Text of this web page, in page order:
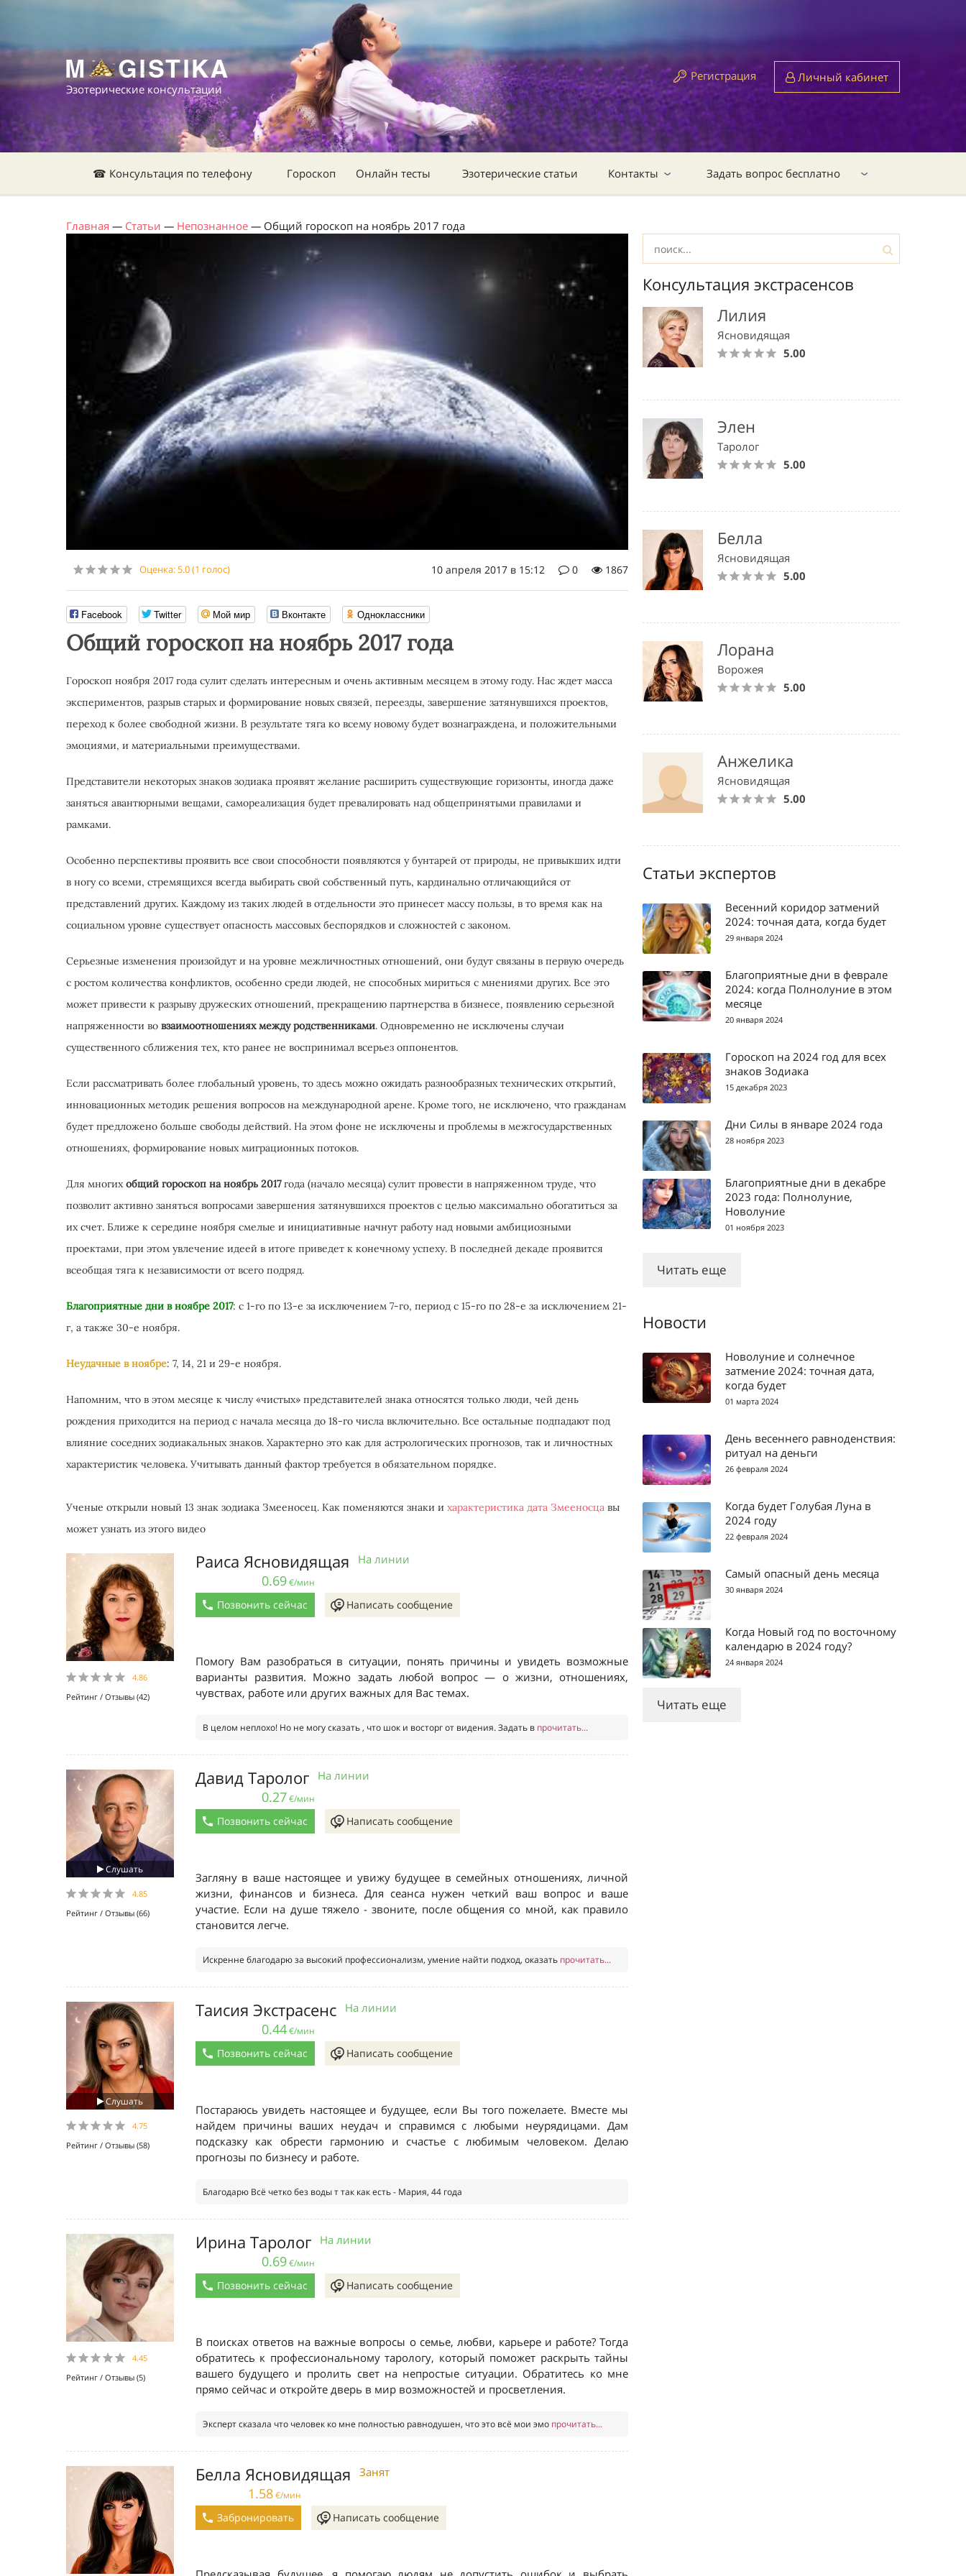
Эзотерические консультации
Регистрация Личный кабинет
☎ Консультация по телефону Гороскоп Онлайн тесты Эзотерические статьи Контакты Задать вопрос бесплатно
Главная — Статьи — Непознанное — Общий гороскоп на ноябрь 2017 года
Оценка: 5.0(1 голос) 10 апреля 2017 в 15:12 0 1867
Facebook Twitter Мой мир Вконтакте Одноклассники
Общий гороскоп на ноябрь 2017 года
Гороскоп ноября 2017 года сулит сделать интересным и очень активным месяцем в этому году. Нас ждет масса
экспериментов, разрыв старых и формирование новых связей, переезды, завершение затянувшихся проектов,
переход к более свободной жизни. В результате тяга ко всему новому будет вознаграждена, и положительными
эмоциями, и материальными преимуществами.
Представители некоторых знаков зодиака проявят желание расширить существующие горизонты, иногда даже
заняться авантюрными вещами, самореализация будет превалировать над общепринятыми правилами и
рамками.
Особенно перспективы проявить все свои способности появляются у бунтарей от природы, не привыкших идти
в ногу со всеми, стремящихся всегда выбирать свой собственный путь, кардинально отличающийся от
представлений других. Каждому из таких людей в отдельности это принесет массу пользы, в то время как на
социальном уровне существует опасность массовых беспорядков и сложностей с законом.
Серьезные изменения произойдут и на уровне межличностных отношений, они будут связаны в первую очередь
с ростом количества конфликтов, особенно среди людей, не способных мириться с мнениями других. Все это
может привести к разрыву дружеских отношений, прекращению партнерства в бизнесе, появлению серьезной
напряженности во взаимоотношениях между родственниками. Одновременно не исключены случаи
существенного сближения тех, кто ранее не воспринимал всерьез оппонентов.
Если рассматривать более глобальный уровень, то здесь можно ожидать разнообразных технических открытий,
инновационных методик решения вопросов на международной арене. Кроме того, не исключено, что гражданам
будет предложено больше свободы действий. На этом фоне не исключены и проблемы в межгосударственных
отношениях, формирование новых миграционных потоков.
Для многих общий гороскоп на ноябрь 2017года (начало месяца) сулит провести в напряженном труде, что
позволит активно заняться вопросами завершения затянувшихся проектов с целью максимально обогатиться за
их счет. Ближе к середине ноября смелые и инициативные начнут работу над новыми амбициозными
проектами, при этом увлечение идеей в итоге приведет к конечному успеху. В последней декаде проявится
всеобщая тяга к независимости от всего подряд.
Благоприятные дни в ноябре 2017: с 1-го по 13-е за исключением 7-го, период с 15-го по 28-е за исключением 21-
г, а также 30-е ноября.
Неудачные в ноябре: 7, 14, 21 и 29-е ноября.
Напомним, что в этом месяце к числу «чистых» представителей знака относятся только люди, чей день
рождения приходится на период с начала месяца до 18-го числа включительно. Все остальные подпадают под
влияние соседних зодиакальных знаков. Характерно это как для астрологических прогнозов, так и личностных
характеристик человека. Учитывать данный фактор требуется в обязательном порядке.
Ученые открыли новый 13 знак зодиака Змееносец. Как поменяются знаки и характеристика дата Змееносца вы
может узнать из этого видео
Консультация экстрасенсов
Лилия
Ясновидящая
5.00
Элен
Таролог
5.00
Белла
Ясновидящая
5.00
Лорана
Ворожея
5.00
Анжелика
Ясновидящая
5.00
Статьи экспертов
Весенний коридор затмений
2024: точная дата, когда будет
29 января 2024
Благоприятные дни в феврале
2024: когда Полнолуние в этом
месяце
20 января 2024
Гороскоп на 2024 год для всех
знаков Зодиака
15 декабря 2023
Дни Силы в январе 2024 года
28 ноября 2023
Благоприятные дни в декабре
2023 года: Полнолуние,
Новолуние
01 ноября 2023
Читать еще
Новости
Новолуние и солнечное
затмение 2024: точная дата,
когда будет
01 марта 2024
День весеннего равноденствия:
ритуал на деньги
26 февраля 2024
Когда будет Голубая Луна в
2024 году
22 февраля 2024
Самый опасный день месяца
30 января 2024
Когда Новый год по восточному
календарю в 2024 году?
24 января 2024
Читать еще